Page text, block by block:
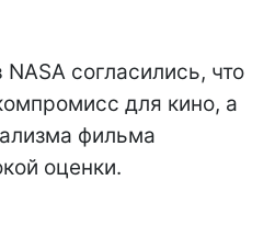
согласились, что
для кино, а
фильма
оценки.